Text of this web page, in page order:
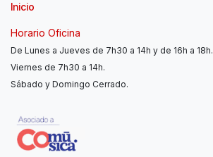
Inicio
Horario Oficina
De Lunes a Jueves de 7h30 a 14h y de 16h a 18h.
Viernes de 7h30 a 14h.
Sábado y Domingo Cerrado.